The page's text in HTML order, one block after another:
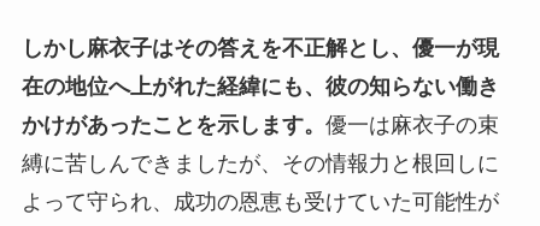
しかし麻衣子はその答えを不正解とし、優一が現
在の地位へ上がれた経緯にも、彼の知らない働き
かけがあったことを示します。 優一は麻衣子の束
縛に苦しんできましたが、その情報力と根回しに
よって守られ、成功の恩恵も受けていた可能性が